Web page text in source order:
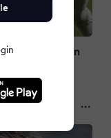
ist schon